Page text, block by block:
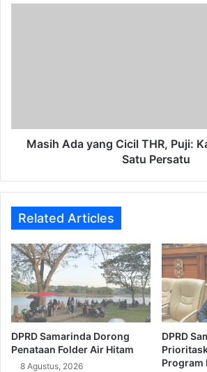
Sidak
SatuMasih Ada yang Cicil THR, Puji:
Satu Persatu
Related Articles
DPRD Samarinda Dorong
Penataan Folder Air Hitam
8 Agustus, 2026
DPRD
Program